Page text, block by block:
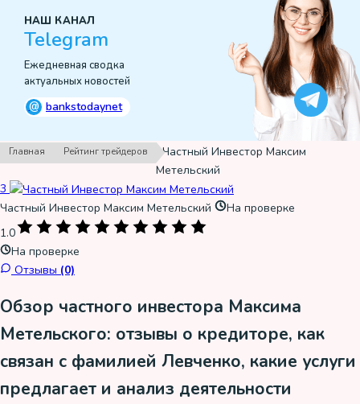
НАШ КАНАЛ
Telegram
Ежедневная сводка
актуальных новостей
@ bankstodaynet
Главная Рейтинг трейдеров ›Частный Инвестор Максим
Метельский
3
Частный Инвестор Максим Метельский
На проверке
1.0
На проверке
Отзывы (0)
Обзор частного инвестора Максима
Метельского: отзывы о кредиторе, как
связан с фамилией Левченко, какие услуги
предлагает и анализ деятельности